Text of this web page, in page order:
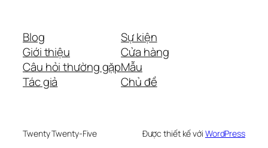
Blog
Giới thiệu
Câu hỏi thường gặp
Tác giả
Sự kiện
Cửa hàng
Mẫu
Chủ đề
Twenty Twenty-Five Được thiết kế với WordPress